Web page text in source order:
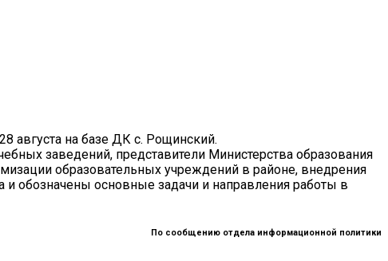
августа на базе ДК с. Рощинский.
заведений, представители Министерства образования
образовательных учреждений в районе, внедрения
обозначены основные задачи и направления работы в
По сообщению отдела информационной политики